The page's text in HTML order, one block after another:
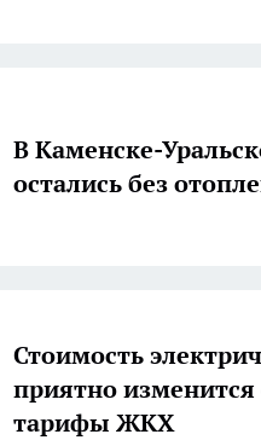
В Каменске-
остались без
Стоимость
приятно изменится
тарифы ЖКХ